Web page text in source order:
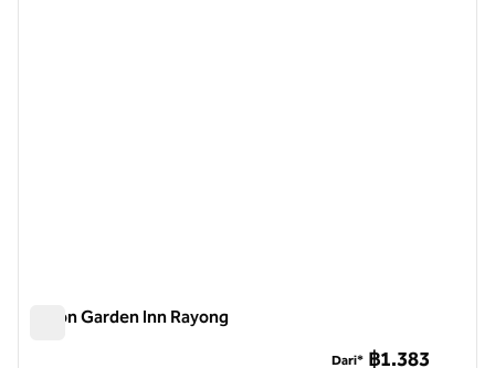
Hilton Garden Inn Rayong
Dari* ฿1.383